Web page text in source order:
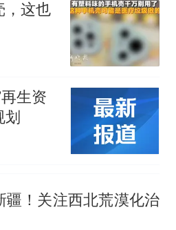
，这也
生资
划
疆！关注西北荒漠化治